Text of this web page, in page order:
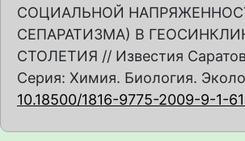
СОЦИАЛЬНОЙ
СЕПАРАТИЗМА) В
СТОЛЕТИЯ // Известия
Серия: Химия. Биология.
10.18500/1816-9775-2009-9-1-